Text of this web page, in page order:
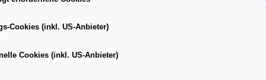
könnte man genau diese Distanz überbrücken. Seit der
nämlich mehr als zwei Millionen Exemplare verkauft. In
nicht nur seinen 20. Geburtstag, sondern auch die
vierten Generation. Und: Im August war der SEAT Leon
in Deutschland. Grund genug, die Entwicklung von
Modell Revue passieren zu lassen.
können nicht ausgeschlossen werden. Die Übermittlung
einen personalisierten Link auf unsere Website gelangen und Marketing
von dem Ihnen zugeordneten Händler bzw. im Falle eines Porsche
Cookies (inkl. US-Anbieter)
Cookies (inkl. US-Anbieter)